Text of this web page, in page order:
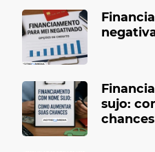
sujo:
chances